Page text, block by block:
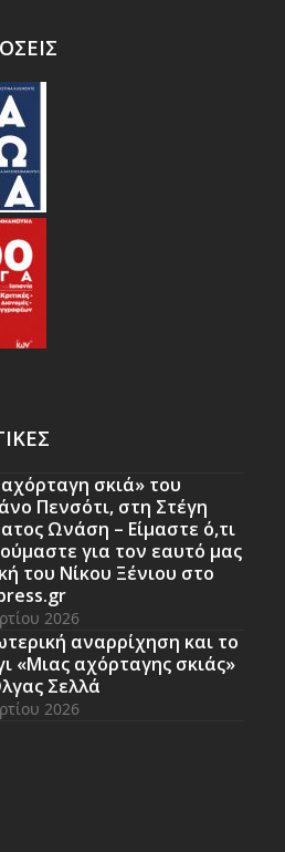
σκιά» του
Πενσότι, στη Στέγη
Ωνάση – Είμαστε ό,τι
για τον εαυτό μας
του Νίκου Ξένιου στο
2026
αναρρίχηση και το
«Μιας αχόρταγης σκιάς»
Σελλά
2026